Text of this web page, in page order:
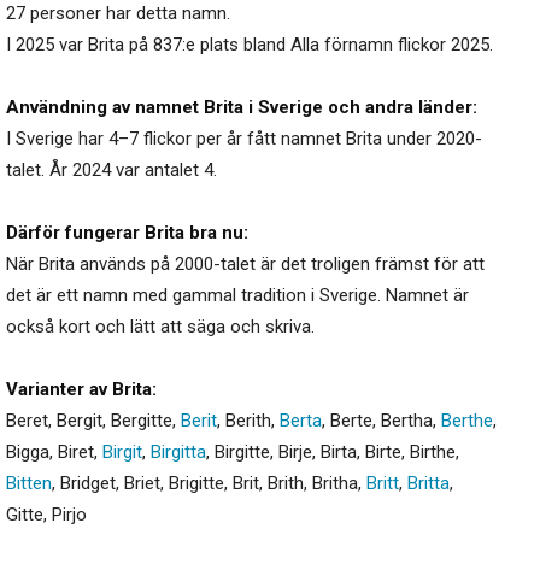
27 personer har detta namn.
I 2025 var Brita på 837:e plats bland Alla förnamn flickor 2025.
Användning av namnet Brita i Sverige och andra länder:
I Sverige har 4–7 flickor per år fått namnet Brita under 2020-
talet. År 2024 var antalet 4.
Därför fungerar Brita bra nu:
När Brita används på 2000-talet är det troligen främst för att
det är ett namn med gammal tradition i Sverige. Namnet är
också kort och lätt att säga och skriva.
Varianter av Brita:
Beret, Bergit, Bergitte, Berit, Berith, Berta, Berte, Bertha, Berthe,
Bigga, Biret, Birgit, Birgitta, Birgitte, Birje, Birta, Birte, Birthe,
Bitten, Bridget, Briet, Brigitte, Brit, Brith, Britha, Britt, Britta,
Gitte, Pirjo